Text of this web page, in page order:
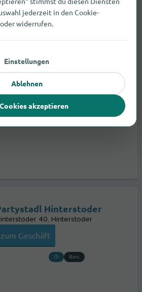
Hinterstoder
40 Hinterstoder
zum Geschäft
Bars
jederzeit in den Cookie-
widerrufen.
Einstellungen
Ablehnen
akzeptieren